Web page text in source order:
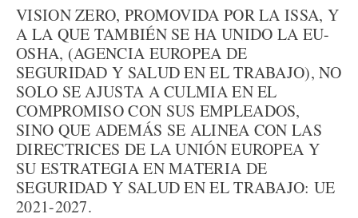
VISION ZERO, PROMOVIDA POR LA ISSA, Y
A LA QUE TAMBIÉN SE HA UNIDO LA EU-
OSHA, (AGENCIA EUROPEA DE
SEGURIDAD Y SALUD EN EL TRABAJO), NO
SOLO SE AJUSTA A CULMIA EN EL
COMPROMISO CON SUS EMPLEADOS,
SINO QUE ADEMÁS SE ALINEA CON LAS
DIRECTRICES DE LA UNIÓN EUROPEA Y
SU ESTRATEGIA EN MATERIA DE
SEGURIDAD Y SALUD EN EL TRABAJO: UE
2021-2027.